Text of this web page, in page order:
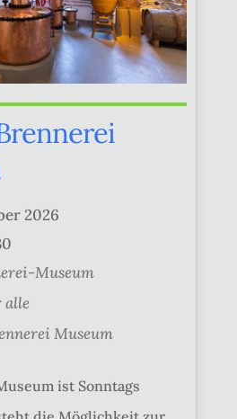
2026
Museum
Museum
ist Sonntags